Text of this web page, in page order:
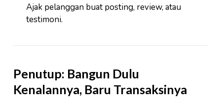
Ajak pelanggan buat posting, review, atau
testimoni.
Penutup: Bangun Dulu
Kenalannya, Baru Transaksinya